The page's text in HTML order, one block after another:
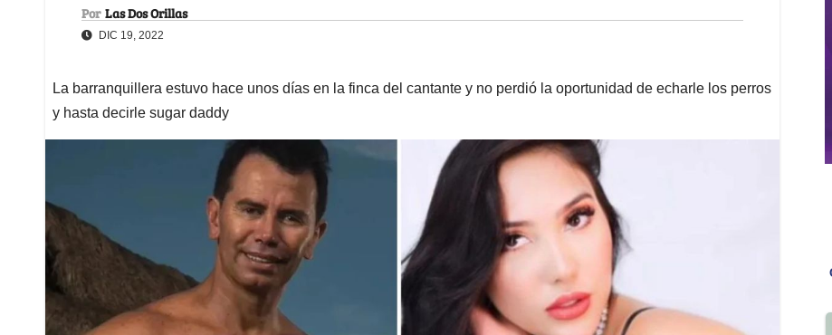
Por Las Dos Orillas
DIC 19, 2022
La barranquillera estuvo hace unos días en la finca del cantante y no perdió la oportunidad de echarle los perros
y hasta decirle sugar daddy